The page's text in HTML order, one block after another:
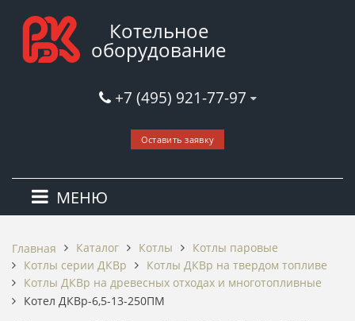
Котельное
оборудование
+7 (495) 921-77-97
Оставить заявку
МЕНЮ
Главная Каталог Котлы
Котлы паровые
Котлы серии ДКВр
Котлы ДКВр на твердом топливе
Котлы ДКВр на древесных отходах и многотопливные
Котел ДКВр-6,5-13-250ПМ